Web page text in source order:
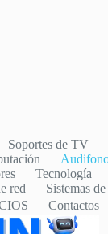
Soportes de TV
Tecnología
red
Sistemas
Contactos